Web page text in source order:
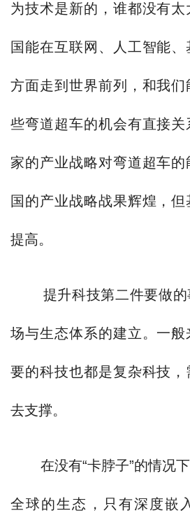
为技术是新的，谁都没有
国能在互联网、人工智能
方面走到世界前列，和我
些弯道超车的机会有直接关
家的产业战略对弯道超车
国的产业战略战果辉煌，
提高。
提升科技第二件要做的
场与生态体系的建立。一
要的科技也都是复杂科技
去支撑。
在没有“卡脖子”的情况下
全球的生态，只有深度嵌